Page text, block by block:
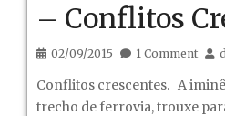
– Conflitos
02/09/2015 1 Comment
Conflitos crescentes. A
trecho de ferrovia, trouxe